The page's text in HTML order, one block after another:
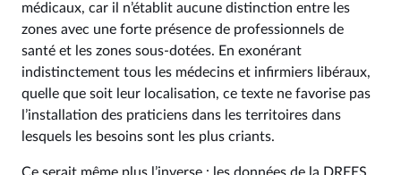
médicaux, car il n’établit aucune distinction entre les
zones avec une forte présence de professionnels de
santé et les zones sous-dotées. En exonérant
indistinctement tous les médecins et infirmiers libéraux,
quelle que soit leur localisation, ce texte ne favorise pas
l’installation des praticiens dans les territoires dans
lesquels les besoins sont les plus criants.